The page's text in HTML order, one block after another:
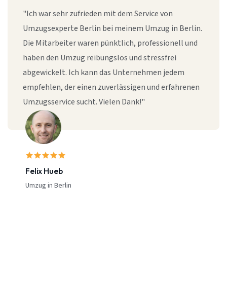
Felix Hueb
Umzug in Berlin
"Ich war sehr zufrieden mit dem Service von
Umzugsexperte Berlin bei meinem Umzug in Berlin.
Die Mitarbeiter waren pünktlich, professionell und
haben den Umzug reibungslos und stressfrei
abgewickelt. Ich kann das Unternehmen jedem
empfehlen, der einen zuverlässigen und erfahrenen
Umzugsservice sucht. Vielen Dank!"